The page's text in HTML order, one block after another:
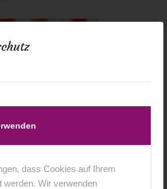
dass Cookies auf Ihrem
werden. Wir verwenden
/ vonanja